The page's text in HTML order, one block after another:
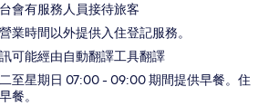
會有服務人員接待旅客
業時間以外提供入住登記服務。
可能經由自動翻譯工具翻譯
至星期日 07:00 - 09:00 期間提供早餐。住
餐。